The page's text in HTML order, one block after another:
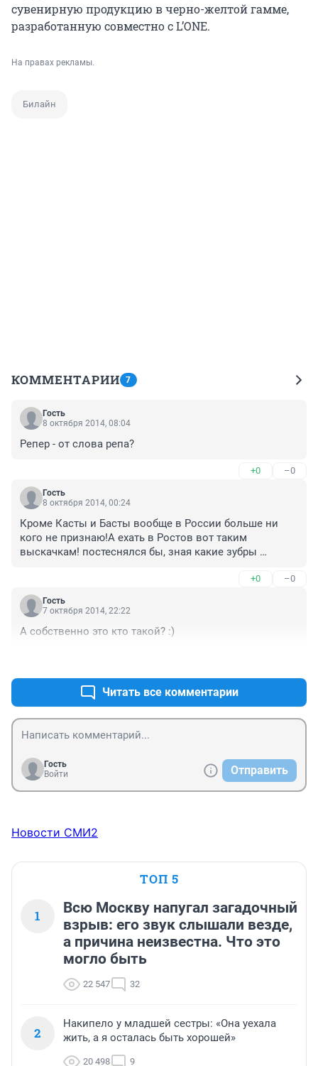
сувенирную продукцию в черно-желтой гамме,
разработанную совместно с L’ONE.
На правах рекламы.
Билайн
КОММЕНТАРИИ 7
Гость
8 октября 2014, 08:04
Репер - от слова репа?
+0 –0
Гость
8 октября 2014, 00:24
Кроме Касты и Басты вообще в России больше ни
кого не признаю!А ехать в Ростов вот таким
выскачкам! постеснялся бы, зная какие зубры
+0 –0
Гость
7 октября 2014, 22:22
А собственно это кто такой? :)
Читать все комментарии
Гость
Войти
Отправить
Новости СМИ2
ТОП 5
1
Всю Москву напугал загадочный
взрыв: его звук слышали везде,
а причина неизвестна. Что это
могло быть
22 547 32
2
Накипело у младшей сестры: «Она уехала
жить, а я осталась быть хорошей»
20 498 9